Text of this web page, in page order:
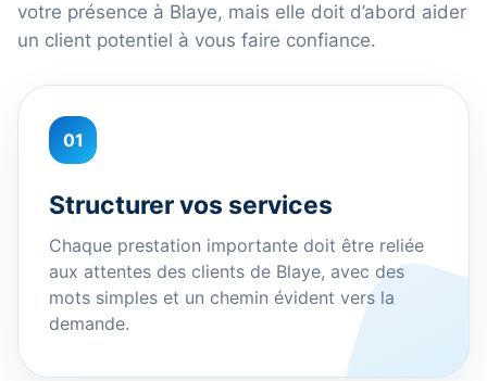
votre présence à Blaye, mais elle doit d’abord aider
un client potentiel à vous faire confiance.
01
Structurer vos services
Chaque prestation importante doit être reliée
aux attentes des clients de Blaye, avec des
mots simples et un chemin évident vers la
demande.